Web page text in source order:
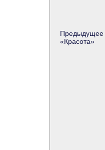
Предыдущее
«Красота»